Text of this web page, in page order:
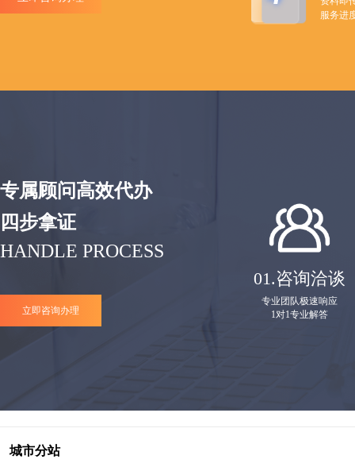
服务进
专属顾问高效代办
四步拿证
HANDLE PROCESS
立即咨询办理
01.咨询洽谈
专业团队极速响应
1对1专业解答
城市分站